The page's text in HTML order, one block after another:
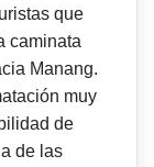
que
caminata
Manang.
muy
de
de las